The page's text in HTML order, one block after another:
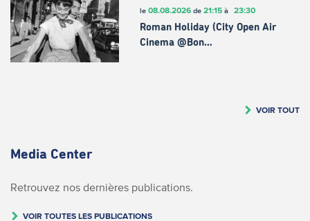
le 08.08.2026de 21:15à 23:30
Roman Holiday (City Open Air
Cinema @Bon…
VOIR TOUT
Media Center
Retrouvez nos dernières publications.
VOIR TOUTES LES PUBLICATIONS